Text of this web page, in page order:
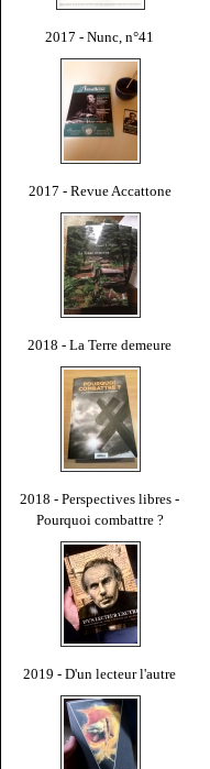
2017 - Nunc, n°41
2017 - Revue Accattone
2018 - La Terre demeure
2018 - Perspectives libres -
Pourquoi combattre ?
2019 - D'un lecteur l'autre